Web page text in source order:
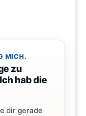
MICH.
zu
hab die
dir gerade